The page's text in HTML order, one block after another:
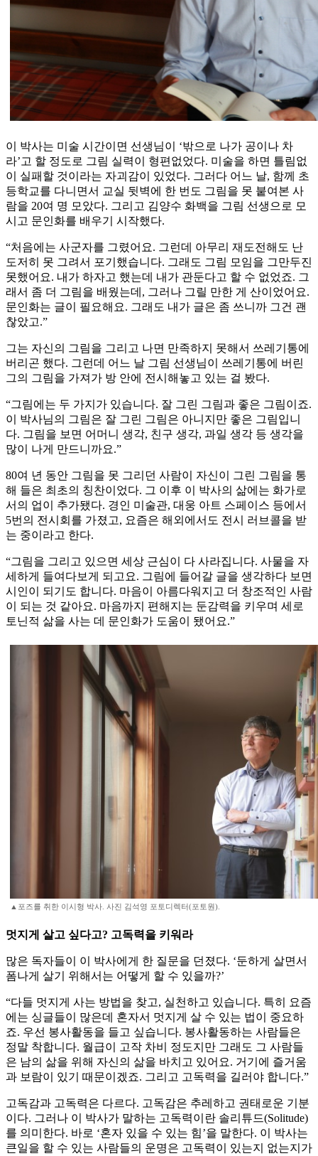
이 박사는 미술 시간이면 선생님이 ‘밖으로 나가 공이나 차
라’고 할 정도로 그림 실력이 형편없었다. 미술을 하면 틀림없
이 실패할 것이라는 자괴감이 있었다. 그러다 어느 날, 함께 초
등학교를 다니면서 교실 뒷벽에 한 번도 그림을 못 붙여본 사
람을 20여 명 모았다. 그리고 김양수 화백을 그림 선생으로 모
시고 문인화를 배우기 시작했다.
“처음에는 사군자를 그렸어요. 그런데 아무리 재도전해도 난
도저히 못 그려서 포기했습니다. 그래도 그림 모임을 그만두진
못했어요. 내가 하자고 했는데 내가 관둔다고 할 수 없었죠. 그
래서 좀 더 그림을 배웠는데, 그러나 그릴 만한 게 산이었어요.
문인화는 글이 필요해요. 그래도 내가 글은 좀 쓰니까 그건 괜
찮았고.”
그는 자신의 그림을 그리고 나면 만족하지 못해서 쓰레기통에
버리곤 했다. 그런데 어느 날 그림 선생님이 쓰레기통에 버린
그의 그림을 가져가 방 안에 전시해놓고 있는 걸 봤다.
“그림에는 두 가지가 있습니다. 잘 그린 그림과 좋은 그림이죠.
이 박사님의 그림은 잘 그린 그림은 아니지만 좋은 그림입니
다. 그림을 보면 어머니 생각, 친구 생각, 과일 생각 등 생각을
많이 나게 만드니까요.”
80여 년 동안 그림을 못 그리던 사람이 자신이 그린 그림을 통
해 들은 최초의 칭찬이었다. 그 이후 이 박사의 삶에는 화가로
서의 업이 추가됐다. 경인 미술관, 대웅 아트 스페이스 등에서
5번의 전시회를 가졌고, 요즘은 해외에서도 전시 러브콜을 받
는 중이라고 한다.
“그림을 그리고 있으면 세상 근심이 다 사라집니다. 사물을 자
세하게 들여다보게 되고요. 그림에 들어갈 글을 생각하다 보면
시인이 되기도 합니다. 마음이 아름다워지고 더 창조적인 사람
이 되는 것 같아요. 마음까지 편해지는 둔감력을 키우며 세로
토닌적 삶을 사는 데 문인화가 도움이 됐어요.”
▲포즈를 취한 이시형 박사. 사진 김석영 포토디렉터(포토원).
멋지게 살고 싶다고? 고독력을 키워라
많은 독자들이 이 박사에게 한 질문을 던졌다. ‘둔하게 살면서
폼나게 살기 위해서는 어떻게 할 수 있을까?’
“다들 멋지게 사는 방법을 찾고, 실천하고 있습니다. 특히 요즘
에는 싱글들이 많은데 혼자서 멋지게 살 수 있는 법이 중요하
죠. 우선 봉사활동을 들고 싶습니다. 봉사활동하는 사람들은
정말 착합니다. 월급이 고작 차비 정도지만 그래도 그 사람들
은 남의 삶을 위해 자신의 삶을 바치고 있어요. 거기에 즐거움
과 보람이 있기 때문이겠죠. 그리고 고독력을 길러야 합니다.”
고독감과 고독력은 다르다. 고독감은 추레하고 권태로운 기분
이다. 그러나 이 박사가 말하는 고독력이란 솔리튜드(Solitude)
를 의미한다. 바로 ‘혼자 있을 수 있는 힘’을 말한다. 이 박사는
큰일을 할 수 있는 사람들의 운명은 고독력이 있는지 없는지가